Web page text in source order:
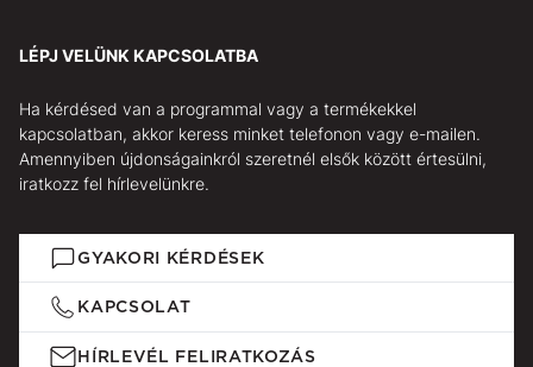
LÉPJ VELÜNK KAPCSOLATBA
Ha kérdésed van a programmal vagy a termékekkel
kapcsolatban, akkor keress minket telefonon vagy e-mailen.
Amennyiben újdonságainkról szeretnél elsők között értesülni,
iratkozz fel hírlevelünkre.
GYAKORI KÉRDÉSEK
KAPCSOLAT
HÍRLEVÉL FELIRATKOZÁS